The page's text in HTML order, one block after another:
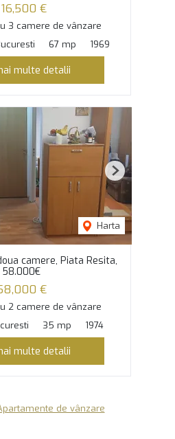
€
3 camere de vânzare
67 mp 1969
multe detalii
Harta
Next
camere, Piata Resita,
58.000€
€
2 camere de vânzare
35 mp 1974
multe detalii
de vânzare